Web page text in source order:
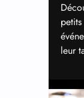
leur